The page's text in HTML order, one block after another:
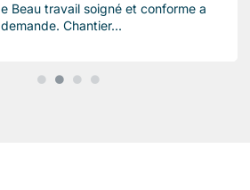
Beau travail soigné et conforme a
Chantier...